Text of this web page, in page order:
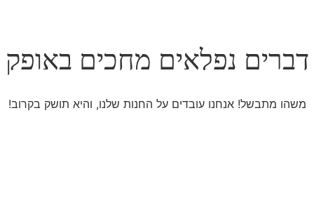
דברים נפלאים מחכים באופק
משהו מתבשל! אנחנו עובדים על החנות שלנו, והיא תושק בקרוב!